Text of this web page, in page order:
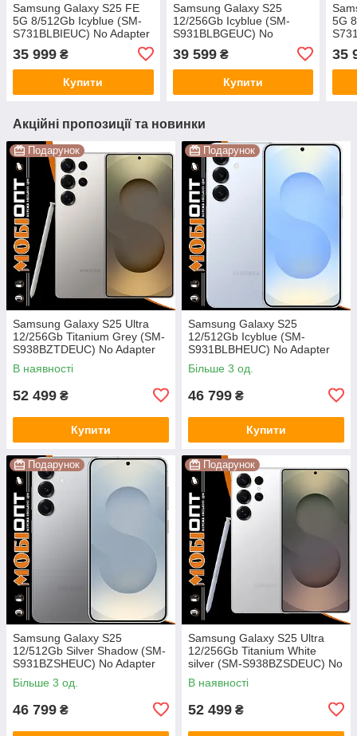
Samsung Galaxy S25 FE
5G 8/512Gb Icyblue (SM-
S731BLBIEUC) No Adapter
35 999 ₴
Купити
Samsung Galaxy S25
12/256Gb Icyblue (SM-
S931BLBGEUC) No
39 599₴
Купити
5G
35
Акційні пропозиції та новинки
Подарунок
Samsung Galaxy S25 Ultra
12/256Gb Titanium Grey (SM-
S938BZTDEUC) No Adapter
UA UCRF
В наявності
52 499 ₴
Купити
Подарунок
Samsung Galaxy S25
12/512Gb Icyblue (SM-
S931BLBHEUC) No Adapter
UA UCRF
Більше 3 од.
46 799 ₴
Купити
Подарунок
Samsung Galaxy S25
12/512Gb Silver Shadow (SM-
S931BZSHEUC) No Adapter
UA UCRF
Більше 3 од.
46 799 ₴
Подарунок
Samsung Galaxy S25 Ultra
12/256Gb Titanium White
silver (SM-S938BZSDEUC) No
Adapter UA UCRF
В наявності
52 499 ₴